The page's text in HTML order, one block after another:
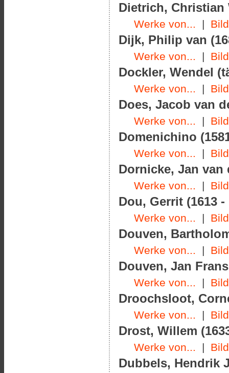
Dietrich, Christian
Werke von... |
Dijk, Philip van
Werke von... |
Dockler, Wendel
Werke von... |
Does, Jacob van
Werke von... |
Domenichino
Werke von... |
Dornicke, Jan van
Werke von... |
Dou, Gerrit (1613 -
Werke von... |
Douven,
Werke von... |
Douven, Jan
Werke von... |
Droochsloot,
Werke von... |
Drost, Willem
Werke von... |
Dubbels, Hendrik